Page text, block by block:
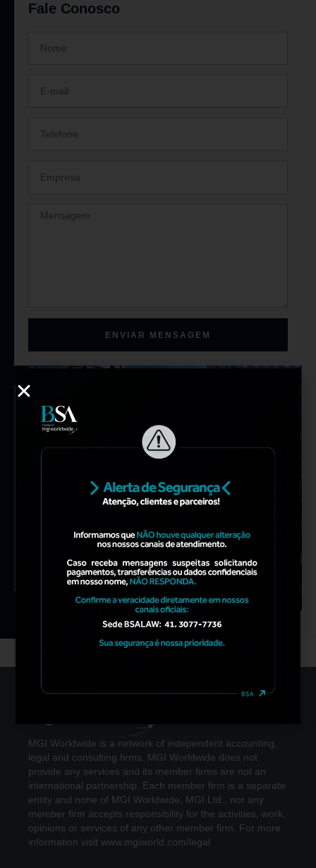
Fale Conosco
ENVIAR MENSAGEM
MGI Worldwide is a network of independent accounting,
legal and consulting firms. MGI Worldwide does not
provide any services and its member firms are not an
international partnership. Each member firm is a separate
entity and none of MGI Worldwide, MGI Ltd., nor any
member firm accepts responsibility for the activities, work,
opinions or services of any other member firm. For more
information visit www.mgiworld.com/legal